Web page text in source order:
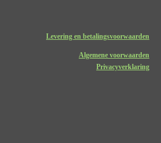
Levering en betalingsvoorwaarden
Algemene voorwaarden
Privacyverklaring